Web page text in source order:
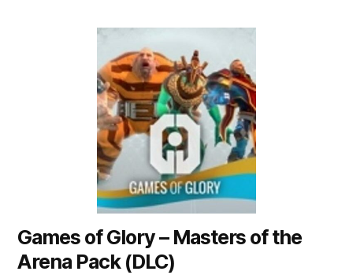
Games of Glory – Masters of the
Arena Pack (DLC)